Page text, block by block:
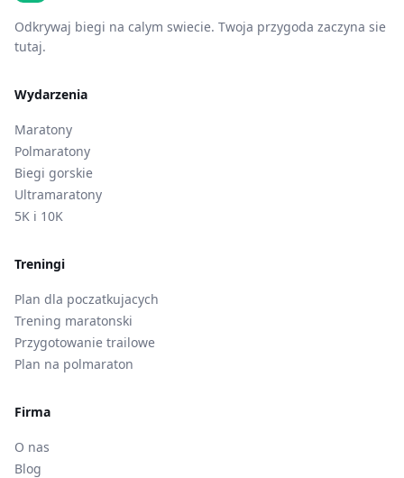
Odkrywaj biegi na calym swiecie. Twoja przygoda zaczyna sie
tutaj.
Wydarzenia
Maratony
Polmaratony
Biegi gorskie
Ultramaratony
5K i 10K
Treningi
Plan dla poczatkujacych
Trening maratonski
Przygotowanie trailowe
Plan na polmaraton
Firma
O nas
Blog